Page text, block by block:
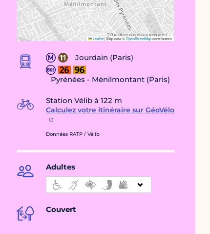
Leaflet|Map data ©OpenStreetMapcontributors
Jourdain (Paris)
Pyrénées - Ménilmontant (Paris)
Station Vélib à 122 m
Calculez votre itinéraire sur GéoVélo
Données RATP / Vélib
Adultes
Couvert